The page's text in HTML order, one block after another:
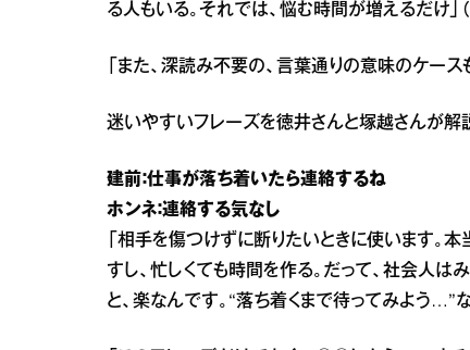
る人もいる。それでは、悩む時間が増えるだけ」（
「また、深読み不要の、言葉通りの意味のケー
迷いやすいフレーズを徳井さんと塚越さんが解
建前：仕事が落ち着いたら連絡するね
ホンネ：連絡する気なし
「相手を傷つけずに断りたいときに使います。
すし、忙しくても時間を作る。だって、社会人は
と、楽なんです。“落ち着くまで待ってみよう…”